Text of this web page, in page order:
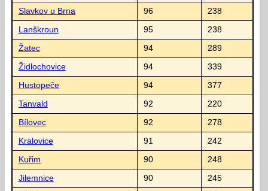
Slavkov u Brna 96 238
Lanškroun 95 238
Žatec 94 289
Židlochovice 94 339
Hustopeče 94 377
Tanvald 92 220
Bílovec 92 278
Kralovice 91 242
Kuřim 90 248
Jilemnice 90 245